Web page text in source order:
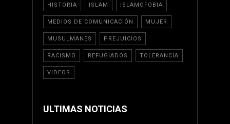
HISTORIA ISLAM ISLAMOFOBIA
MEDIOS DE COMUNICACIÓN MUJER
MUSULMANES PREJUICIOS
RACISMO REFUGIADOS TOLERANCIA
VIDEOS
ULTIMAS NOTICIAS